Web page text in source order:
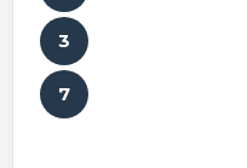
3
7